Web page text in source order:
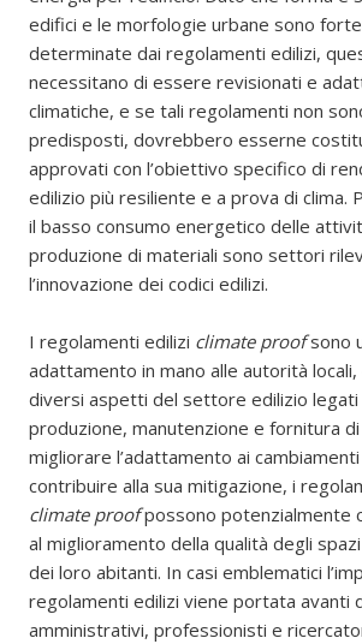
edifici e le morfologie urbane sono
determinate dai regolamenti edilizi,
necessitano di essere revisionati e
climatiche, e se tali regolamenti non
predisposti, dovrebbero esserne
approvati con l’obiettivo specifico di
edilizio più resiliente e a prova di clima.
il basso consumo energetico delle
produzione di materiali sono settori
l’innovazione dei codici edilizi.
I regolamenti edilizi climate proofsono
adattamento in mano alle autorità locali,
diversi aspetti del settore edilizio legati
produzione, manutenzione e fornitura
migliorare l’adattamento ai
contribuire alla sua mitigazione, i
climate proofpossono potenzialmente
al miglioramento della qualità degli
dei loro abitanti. In casi emblematici
regolamenti edilizi viene portata avanti
amministrativi, professionisti e